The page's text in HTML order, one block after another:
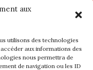
aux
utilisons des technologies
aux informations des
nous permettra de
de navigation ou les ID
août
Port
22 juillet de